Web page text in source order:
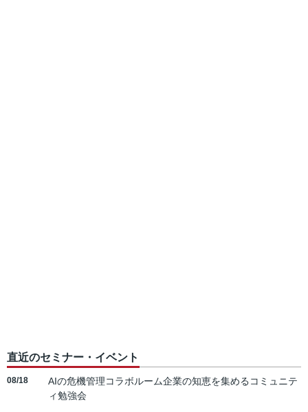
直近のセミナー・イベント
08/18
AIの危機管理コラボルーム企業の知恵を集めるコミュニテ
ィ勉強会